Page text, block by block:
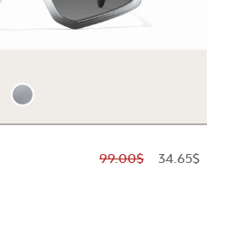
$99.00 $34.65